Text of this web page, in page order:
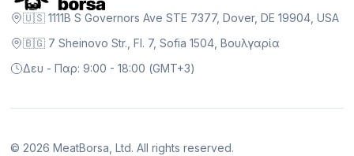
🇺🇸 1111B S Governors Ave STE 7377, Dover, DE 19904, USA
🇧🇬 7 Sheinovo Str., Fl. 7, Sofia 1504, Βουλγαρία
Δευ - Παρ: 9:00 - 18:00 (GMT+3)
© 2026 MeatBorsa, Ltd. All rights reserved.